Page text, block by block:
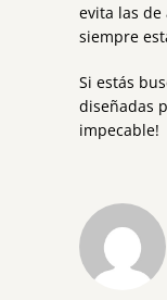
evita las
siempre
Si estás
diseñadas
impecable!